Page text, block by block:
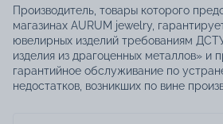
Производитель, товары которого
магазинах AURUM jewelry,
ювелирных изделий требованиям
изделия из драгоценных металлов» и
гарантийное обслуживание по
недостатков, возникших по вине